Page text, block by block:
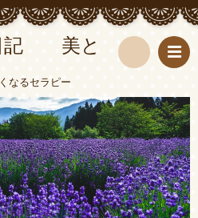
記 美と
なるセラピー
索